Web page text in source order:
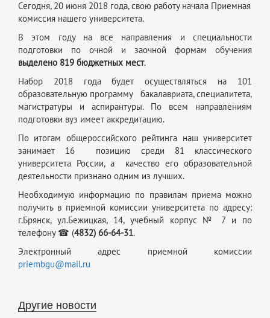
Сегодня, 20 июня 2018 года, свою работу начала Приемная
комиссия нашего университета.
В этом году на все направления и специальности
подготовки по очной и заочной формам обучения
выделено 819 бюджетных мест.
Набор 2018 года будет осуществляться на 101
образовательную программу бакалавриата, специалитета,
магистратуры и аспирантуры. По всем направлениям
подготовки вуз имеет аккредитацию.
По итогам общероссийского рейтинга наш университет
занимает 16 позицию среди 81 классического
университета России, а качество его образовательной
деятельности признано одним из лучших.
Необходимую информацию по правилам приема можно
получить в приемной комиссии университета по адресу:
г.Брянск, ул.Бежицкая, 14, учебный корпус № 7 и по
телефону ☎ (4832) 66-64-31.
Электронный адрес приемной комиссии
priembgu@mail.ru
Другие новости